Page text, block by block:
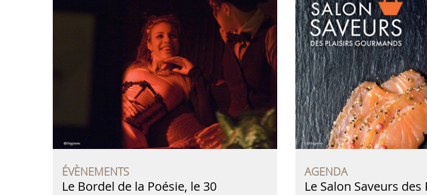
ÉVÈNEMENTS
Le Bordel de la Poésie, le 30
AGENDA
Le Salon Saveurs des